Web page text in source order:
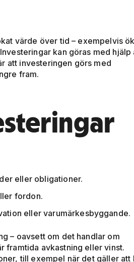
värde över tid – exempelvis
kan göras med hjälp
att investeringen görs med
fram.
eller obligationer.
fordon.
eller varumärkesbyggande.
– oavsett om det handlar om
framtida avkastning eller vinst.
till exempel när det gäller att